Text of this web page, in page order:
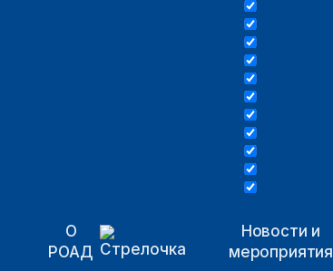
О
РОАД
Новости и
мероприятия